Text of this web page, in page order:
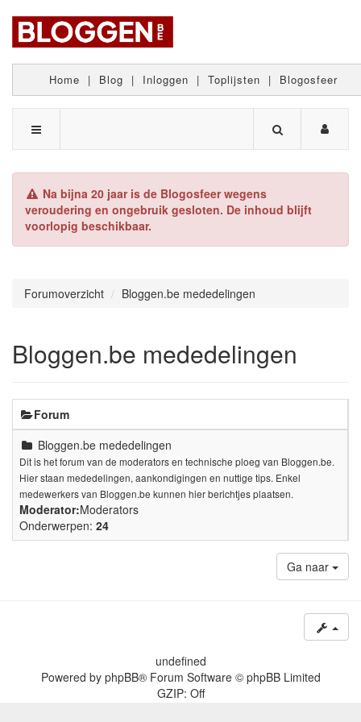
Home | Blog | Inloggen | Toplijsten | Blogosfeer
Na bijna 20 jaar is de Blogosfeer wegens
veroudering en ongebruik gesloten. De inhoud blijft
voorlopig beschikbaar.
Forumoverzicht Bloggen.be mededelingen
Bloggen.be mededelingen
Forum
Bloggen.be mededelingen
Dit is het forum van de moderators en technische ploeg van Bloggen.be.
Hier staan mededelingen, aankondigingen en nuttige tips. Enkel
medewerkers van Bloggen.be kunnen hier berichtjes plaatsen.
Moderator:Moderators
Onderwerpen: 24
Ga naar
undefined
Powered by phpBB® Forum Software © phpBB Limited
GZIP: Off